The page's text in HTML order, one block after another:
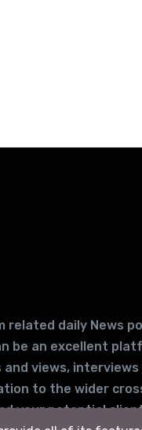
related daily News
be an excellent
views, interviews
to the wider
your potential